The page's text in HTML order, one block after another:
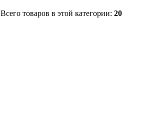
Всего товаров в этой категории: 20